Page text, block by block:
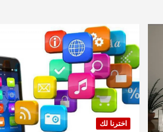
اخترنا لك